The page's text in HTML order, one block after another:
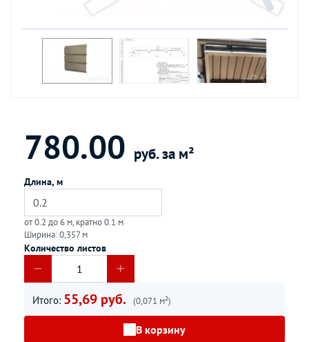
780.00 руб. за м²
Длина, м
от 0.2 до 6 м, кратно 0.1 м
Ширина: 0,357 м
Количество листов
Итого: 55,69 руб. (0,071 м²)
В корзину